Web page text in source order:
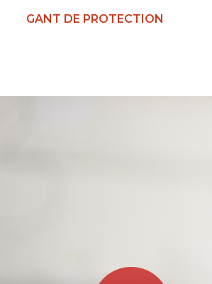
GANT DE PROTECTION